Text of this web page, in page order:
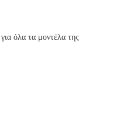
όλα τα μοντέλα της